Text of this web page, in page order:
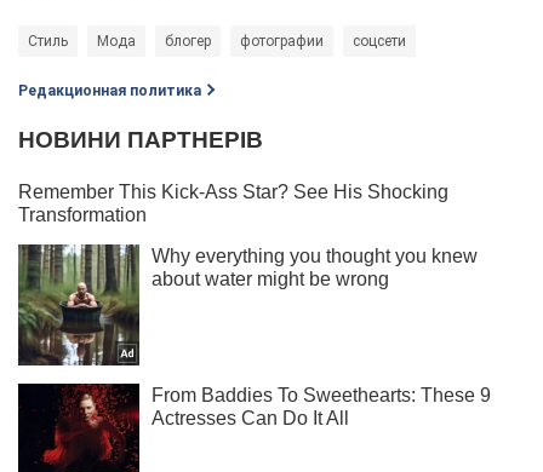
Стиль Мода блогер фотографии соцсети
Редакционная политика